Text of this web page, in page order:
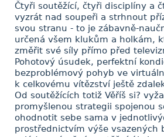
Čtyři soutěžící, čtyři disciplíny a
vyzrát nad soupeři a strhnout
svou stranu - to je zábavně-
určená všem klukům a holkám,
změřit své síly přímo před
Pohotový úsudek, perfektní
bezproblémový pohyb ve
k celkovému vítězství ještě
Od soutěžících totiž Věříš si?
promyšlenou strategii spojenou
ohodnotit sebe sama v
prostřednictvím výše vsazených